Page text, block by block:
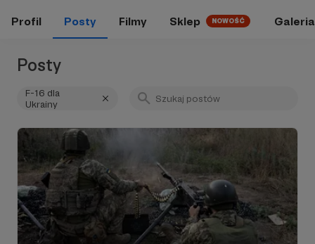
Profil Posty Filmy Sklep NOWOŚĆ Galeria
Posty
F-16 dla
Ukrainy